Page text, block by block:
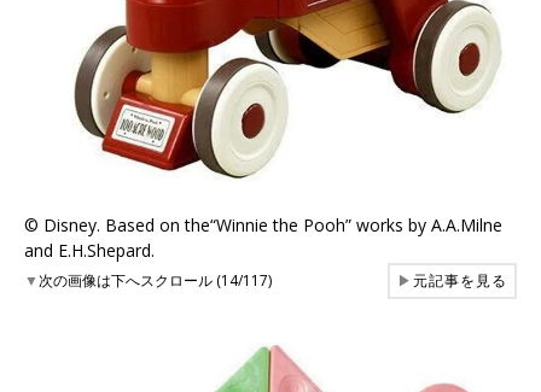
©︎ Disney. Based on the“Winnie the Pooh” works by A.A.Milne
and E.H.Shepard.
▼次の画像は下へスクロール (14/117) ▶元記事を見る